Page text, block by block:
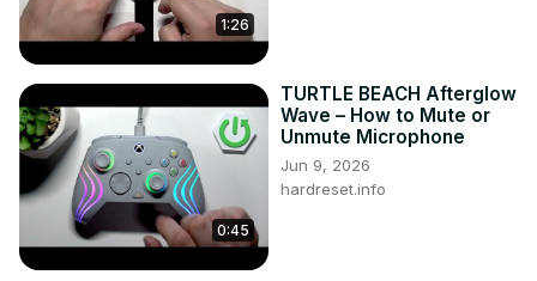
1:26
0:45
TURTLE BEACH Afterglow
Wave – How to Mute or
Unmute Microphone
Jun 9, 2026
hardreset.info